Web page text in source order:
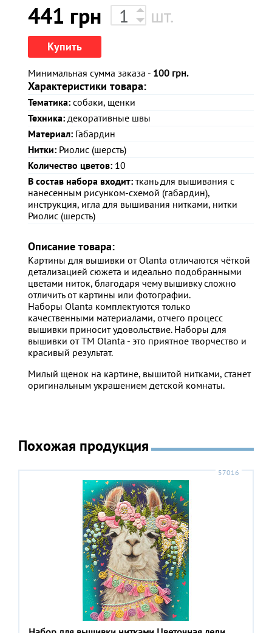
441 грн шт.
Купить
Минимальная сумма заказа - 100 грн.
Характеристики товара:
Тематика: собаки, щенки
Техника: декоративные швы
Материал: Габардин
Нитки: Риолис (шерсть)
Количество цветов: 10
В состав набора входит: ткань для вышивания с
нанесенным рисунком-схемой (габардин),
инструкция, игла для вышивания нитками, нитки
Риолис (шерсть)
Описание товара:
Картины для вышивки от Olanta отличаются чёткой
детализацией сюжета и идеально подобранными
цветами ниток, благодаря чему вышивку сложно
отличить от картины или фотографии.
Наборы Olanta комплектуются только
качественными материалами, отчего процесс
вышивки приносит удовольствие. Наборы для
вышивки от ТМ Olanta - это приятное творчество и
красивый результат.
Милый щенок на картине, вышитой нитками, станет
оригинальным украшением детской комнаты.
Похожая продукция
57016